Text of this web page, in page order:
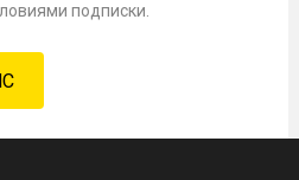
подписки.